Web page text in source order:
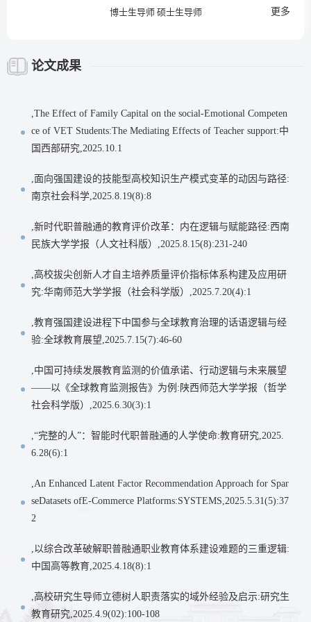
博士生导师 硕士生导师 更多
论文成果
,The Effect of Family Capital on the social-Emotional Competen
ce of VET Students:The Mediating Effects of Teacher support:中
国西部研究,2025.10.1
,面向强国建设的技能型高校知识生产模式变革的动因与路径:
南京社会科学,2025.8.19(8):8
,新时代职普融通的教育评价改革：内在逻辑与赋能路径:西南
民族大学学报（人文社科版）,2025.8.15(8):231-240
,高校拔尖创新人才自主培养质量评价指标体系构建及应用研
究:华南师范大学学报（社会科学版）,2025.7.20(4):1
,教育强国建设进程下中国参与全球教育治理的话语逻辑与经
验:全球教育展望,2025.7.15(7):46-60
,中国可持续发展教育监测的价值承诺、行动逻辑与未来展望
——以《全球教育监测报告》为例:陕西师范大学学报（哲学
社会科学版）,2025.6.30(3):1
,“完整的人”：智能时代职普融通的人学使命:教育研究,2025.
6.28(6):1
,An Enhanced Latent Factor Recommendation Approach for Spar
seDatasets ofE-Commerce Platforms:SYSTEMS,2025.5.31(5):37
2
,以综合改革破解职普融通职业教育体系建设难题的三重逻辑:
中国高等教育,2025.4.18(8):1
,高校研究生导师立德树人职责落实的域外经验及启示:研究生
教育研究,2025.4.9(02):100-108